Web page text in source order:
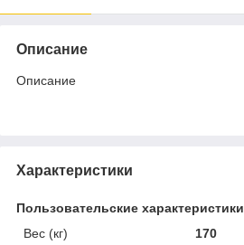
Описание
Описание
Характеристики
Пользовательские характеристики
Вес (кг)
170